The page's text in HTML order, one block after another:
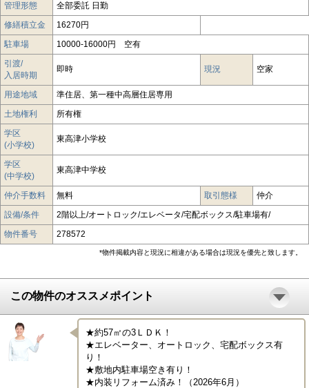
管理形態
全部委託 日勤
修繕積立金
16270円
駐車場
10000-16000円 空有
引渡/
入居時期
即時 現況 空家
用途地域
準住居、第一種中高層住居専用
土地権利
所有権
学区
(小学校)
東高津小学校
学区
(中学校)
東高津中学校
仲介手数料 無料 取引態様
仲介
設備/条件
2階以上/オートロック/エレベータ/宅配ボックス/駐車場有/
物件番号
278572
*物件掲載内容と現況に相違がある場合は現況を優先と致します。
この物件のオススメポイント
★約57㎡の3ＬＤＫ！
★エレベーター、オートロック、宅配ボックス有
り！
★敷地内駐車場空き有り！
★内装リフォーム済み！（2026年6月）